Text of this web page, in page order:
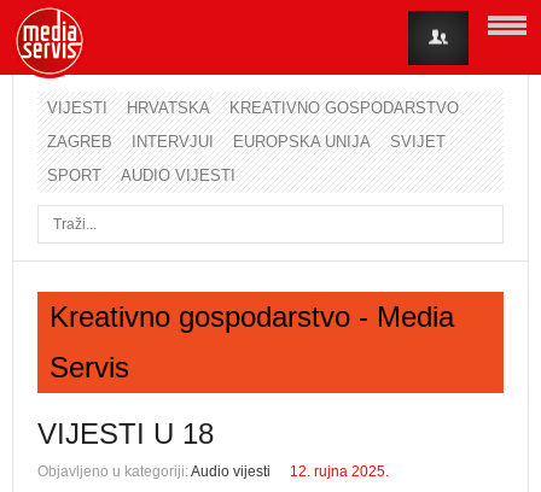
VIJESTI HRVATSKA
KREATIVNO GOSPODARSTVO
ZAGREB
INTERVJUI EUROPSKA UNIJA
SVIJET
SPORT
AUDIO VIJESTI
Kreativno gospodarstvo - Media
Servis
VIJESTI U 18
Objavljeno u kategoriji:Audio vijesti 12. rujna 2025.
Korisničko ime
Lozinka